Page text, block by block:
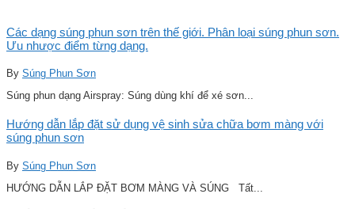
Các dạng súng phun sơn trên thế giới. Phân loại súng phun sơn.
Ưu nhược điểm từng dạng.
By Súng Phun Sơn
Súng phun dạng Airspray: Súng dùng khí để xé sơn...
Hướng dẫn lắp đặt sử dụng vệ sinh sửa chữa bơm màng với
súng phun sơn
By Súng Phun Sơn
HƯỚNG DẪN LẮP ĐẶT BƠM MÀNG VÀ SÚNG Tất...